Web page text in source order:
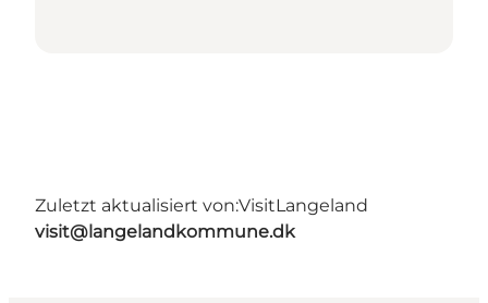
Zuletzt aktualisiert von:VisitLangeland
visit@langelandkommune.dk